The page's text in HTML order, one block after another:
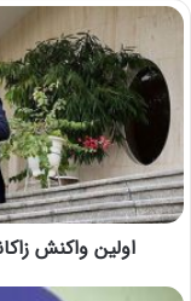
اولین واکنش